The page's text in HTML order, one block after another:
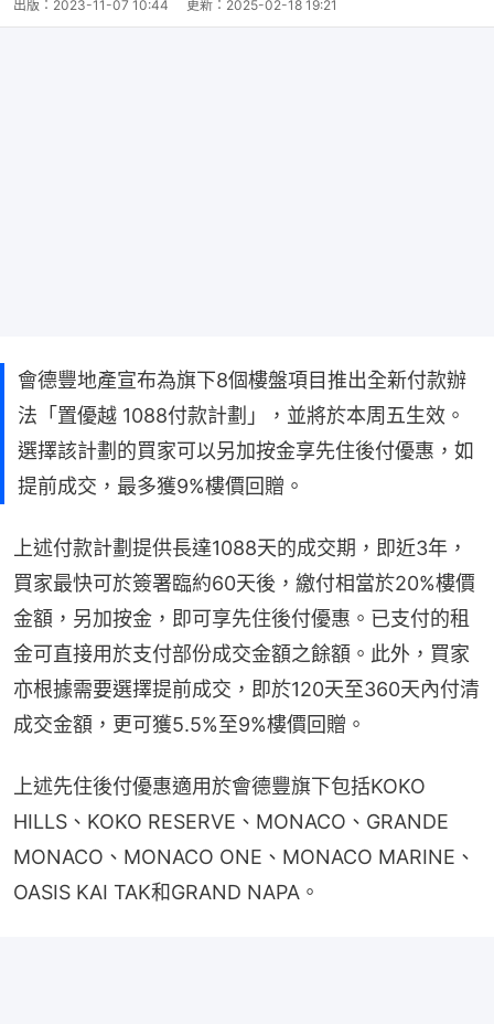
出版： 2023-11-07 10:44 更新： 2025-02-18 19:21
會德豐地產宣布為旗下8個樓盤項目推出全新付款辦
法「置優越 1088付款計劃」，並將於本周五生效。
選擇該計劃的買家可以另加按金享先住後付優惠，如
提前成交，最多獲9%樓價回贈。
上述付款計劃提供長達1088天的成交期，即近3年，
買家最快可於簽署臨約60天後，繳付相當於20%樓價
金額，另加按金，即可享先住後付優惠。已支付的租
金可直接用於支付部份成交金額之餘額。此外，買家
亦根據需要選擇提前成交，即於120天至360天內付清
成交金額，更可獲5.5%至9%樓價回贈。
上述先住後付優惠適用於會德豐旗下包括KOKO
HILLS、KOKO RESERVE、MONACO、GRANDE
MONACO、MONACO ONE、MONACO MARINE、
OASIS KAI TAK和GRAND NAPA。